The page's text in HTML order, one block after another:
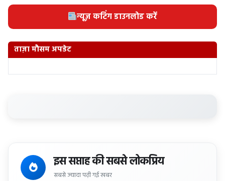
न्यूज़ कटिंग डाउनलोड करें
ताज़ा मौसम अपडेट
इस सप्ताह की सबसे लोकप्रिय
सबसे ज्यादा पढ़ी गई खबर